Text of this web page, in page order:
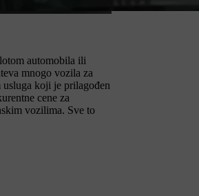
automobila ili
mnogo vozila za
usluga koji je prilagođen
cene za
vozilima. Sve to